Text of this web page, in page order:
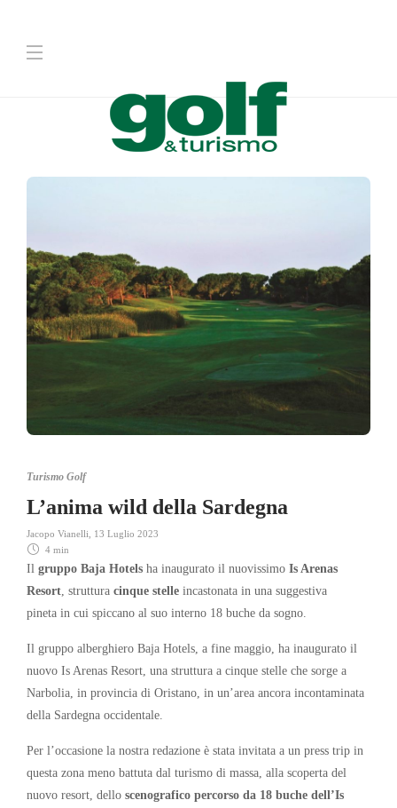
Turismo Golf
L’anima wild della Sardegna
Jacopo Vianelli
13 Luglio 2023
4 min
Il gruppo Baja Hotels ha inaugurato il nuovissimo Is Arenas
Resort , struttura cinque stelle incastonata in una suggestiva
pineta in cui spiccano al suo interno 18 buche da sogno.
Il gruppo alberghiero Baja Hotels, a fine maggio, ha inaugurato il
nuovo Is Arenas Resort, una struttura a cinque stelle che sorge a
Narbolia, in provincia di Oristano, in un’area ancora incontaminata
della Sardegna occidentale.
Per l’occasione la nostra redazione è stata invitata a un press trip in
questa zona meno battuta dal turismo di massa, alla scoperta del
nuovo resort, dello scenografico percorso da 18 buche dell’Is